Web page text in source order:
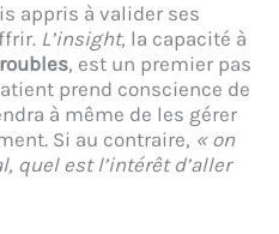
appris à valider ses
L’insight, la capacité à
, est un premier pas
prend conscience de
à même de les gérer
Si au contraire, « on
quel est l’intérêt d’aller